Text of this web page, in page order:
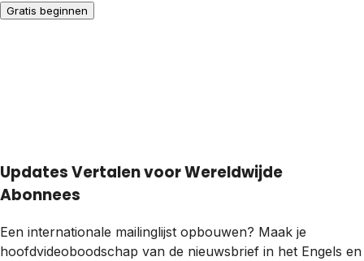
Gratis beginnen
Updates Vertalen voor Wereldwijde
Abonnees
Een internationale mailinglijst opbouwen? Maak je
hoofdvideoboodschap van de nieuwsbrief in het Engels en